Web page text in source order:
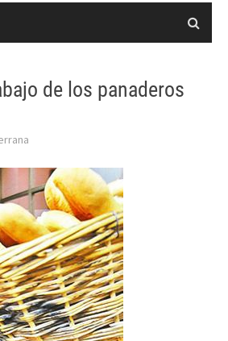
de los panaderos